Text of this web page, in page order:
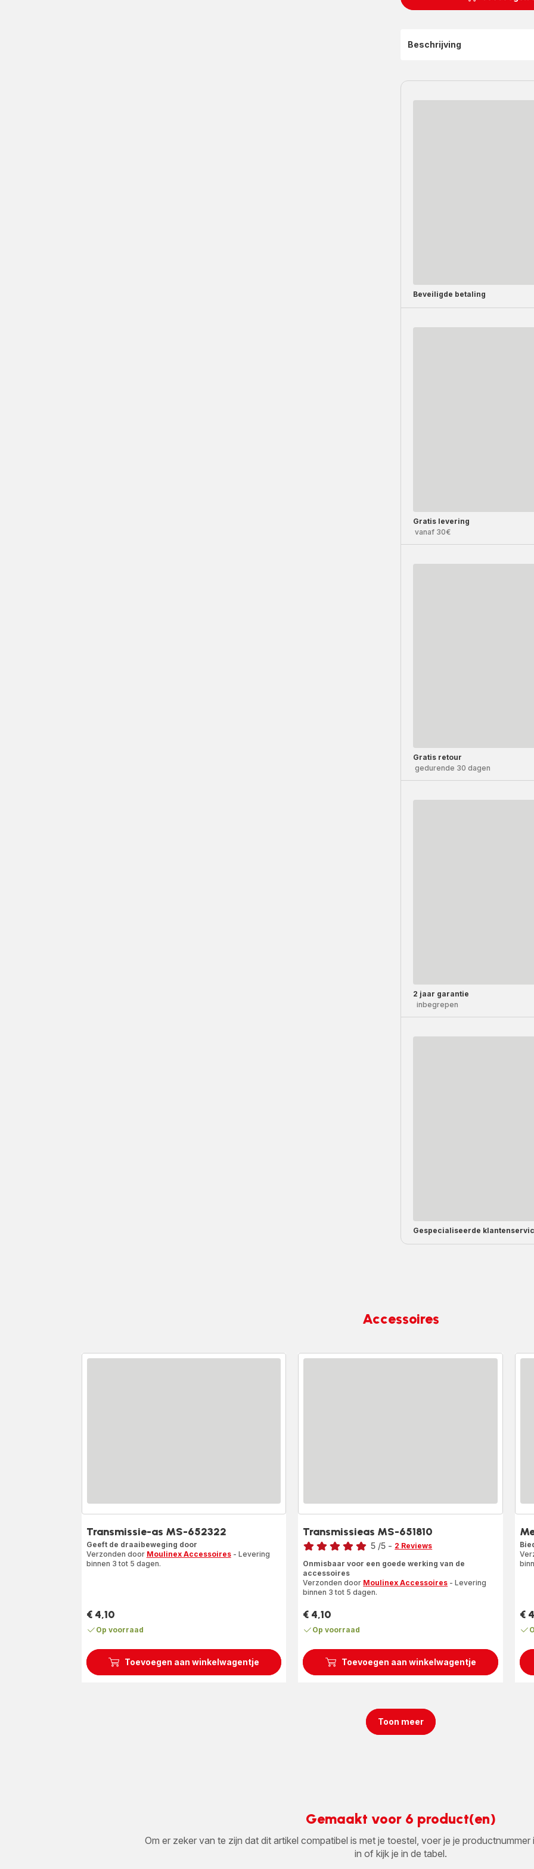
Beschrijving
Beveiligde betaling
Gratis levering
vanaf 30€
Gratis retour
gedurende 30 dagen
2 jaar garantie
inbegrepen
Gespecialiseerde
Accessoires
Toevoegen aan winkelwagentje
Transmissie-as MS-652322
Geeft de draaibeweging door
Verzonden door Moulinex Accessoires- Levering
binnen 3 tot 5 dagen.
Prijs
€ 4,10
Op voorraad
Toevoegen aan winkelwagentje
Transmissieas MS-651810
Beoordeling
met
vijf
sterren
5 /5 - 2 Reviews
Onmisbaar voor een goede werking van de
accessoires
Verzonden door Moulinex Accessoires - Levering
binnen 3 tot 5 dagen.
Prijs
€ 4,10
Op voorraad
Prijs
€
Toon meer
Gemaakt voor 6 product(en)
Om er zeker van te zijn dat dit artikel compatibel is met je toestel, voer je je
in of kijk je in de tabel.